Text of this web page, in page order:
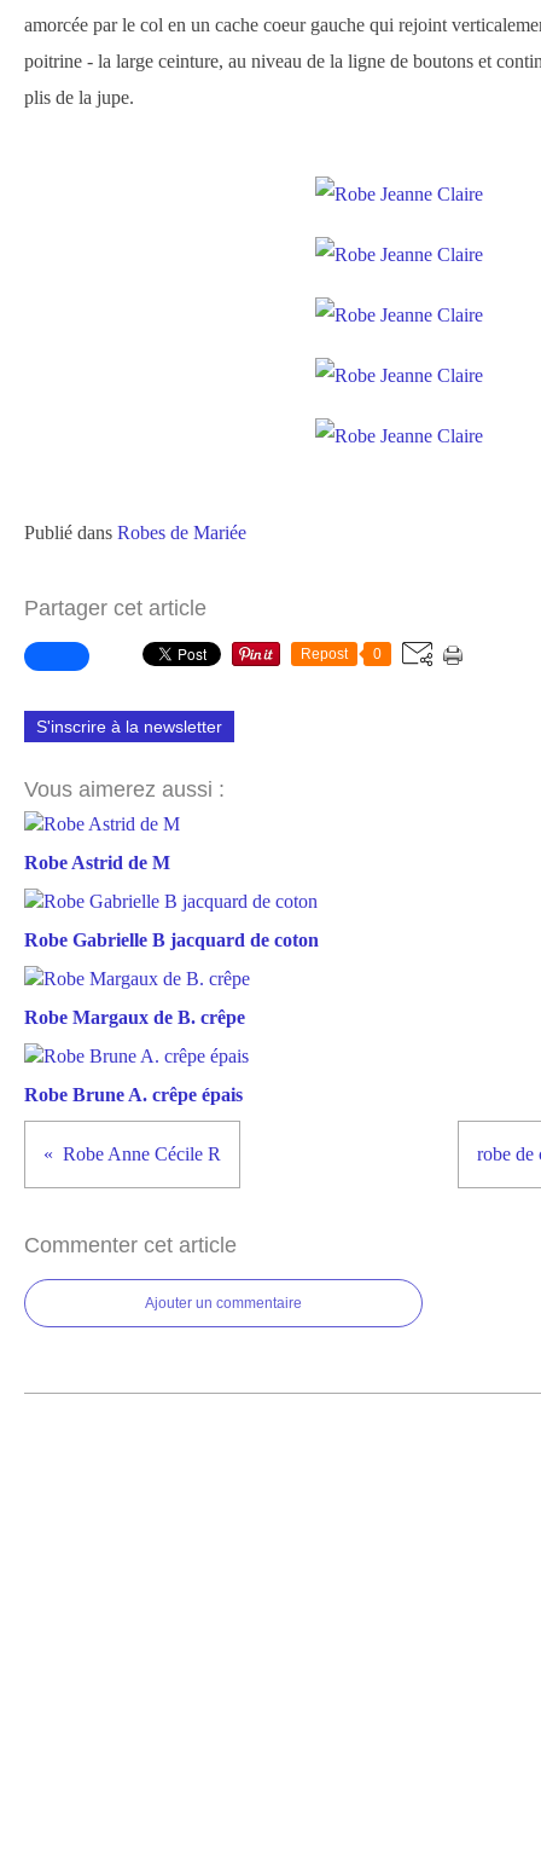
amorcée par le col en un cache coeur gauche qui rejoint
poitrine - la large ceinture, au niveau de la ligne de boutons et
plis de la jupe.
Publié dans Robes de Mariée
Partager cet article
Repost 0
S'inscrire à la newsletter
Vous aimerez aussi :
Robe Astrid de M
Robe Gabrielle B jacquard de coton
Robe Margaux de B. crêpe
Robe Brune A. crêpe épais
Robe Anne Cécile R robe de
Commenter cet article
Ajouter un commentaire